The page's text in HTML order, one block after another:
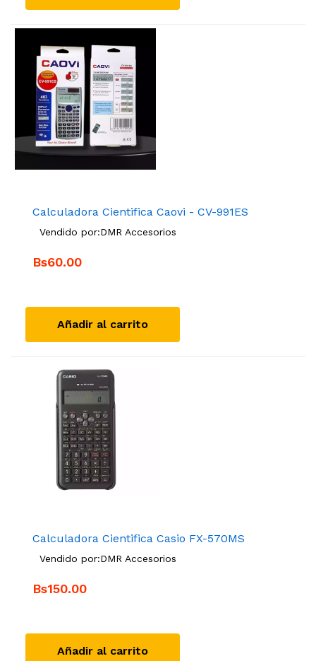
Calculadora Cientifica Caovi - CV-991ES
Vendido por:DMR Accesorios
Bs60.00
Añadir al carrito
Calculadora Cientifica Casio FX-570MS
Vendido por:DMR Accesorios
Bs150.00
Añadir al carrito